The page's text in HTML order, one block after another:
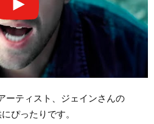
ーティスト、ジェインさんの
ぴったりです。